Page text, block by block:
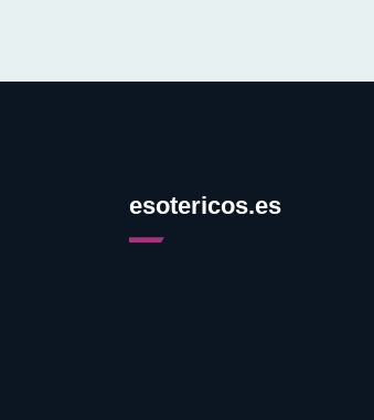
esotericos.es